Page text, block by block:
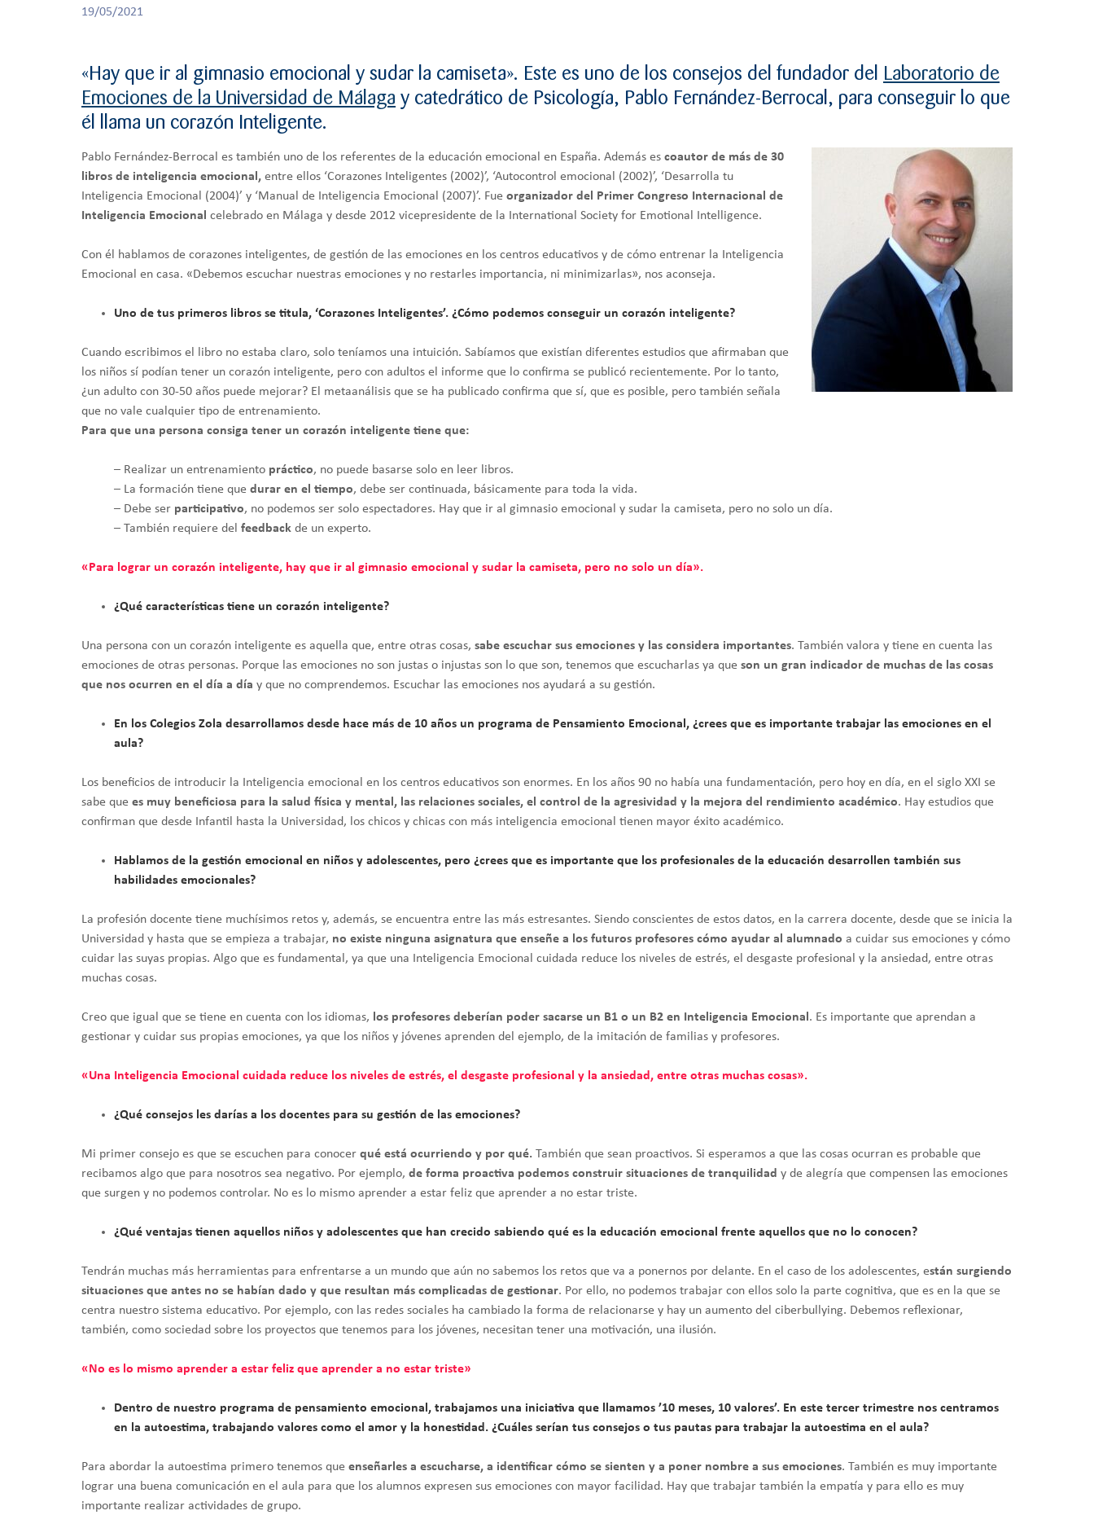
19/05/2021
«Hay que ir al gimnasio emocional y sudar la camiseta». Este es uno de los consejos del fundador del Laboratorio de
Emociones de la Universidad de Málaga y catedrático de Psicología, Pablo Fernández-Berrocal, para conseguir lo que
él llama un corazón Inteligente.
Pablo Fernández-Berrocal es también uno de los referentes de la educación emocional en España. Además es coautor de más de 30
libros de inteligencia emocional, entre ellos ‘Corazones Inteligentes (2002)’, ‘Autocontrol emocional (2002)’, ‘Desarrolla tu
Inteligencia Emocional (2004)’ y ‘Manual de Inteligencia Emocional (2007)’. Fue organizador del Primer Congreso Internacional de
Inteligencia Emocional celebrado en Málaga y desde 2012 vicepresidente de la International Society for Emotional Intelligence.
Con él hablamos de corazones inteligentes, de gestión de las emociones en los centros educativos y de cómo entrenar la Inteligencia
Emocional en casa. «Debemos escuchar nuestras emociones y no restarles importancia, ni minimizarlas», nos aconseja.
Uno de tus primeros libros se titula, ‘Corazones Inteligentes’. ¿Cómo podemos conseguir un corazón inteligente?
Cuando escribimos el libro no estaba claro, solo teníamos una intuición. Sabíamos que existían diferentes estudios que afirmaban que
los niños sí podían tener un corazón inteligente, pero con adultos el informe que lo confirma se publicó recientemente. Por lo tanto,
¿un adulto con 30-50 años puede mejorar? El metaanálisis que se ha publicado confirma que sí, que es posible, pero también señala
que no vale cualquier tipo de entrenamiento.
Para que una persona consiga tener un corazón inteligente tiene que:
– Realizar un entrenamiento práctico, no puede basarse solo en leer libros.
– La formación tiene que durar en el tiempo, debe ser continuada, básicamente para toda la vida.
– Debe ser participativo, no podemos ser solo espectadores. Hay que ir al gimnasio emocional y sudar la camiseta, pero no solo un día.
– También requiere del feedback de un experto.
«Para lograr un corazón inteligente, hay que ir al gimnasio emocional y sudar la camiseta, pero no solo un día».
¿Qué características tiene un corazón inteligente?
Una persona con un corazón inteligente es aquella que, entre otras cosas, sabe escuchar sus emociones y las considera importantes. También valora y tiene en cuenta las
emociones de otras personas. Porque las emociones no son justas o injustas son lo que son, tenemos que escucharlas ya que son un gran indicador de muchas de las cosas
que nos ocurren en el día a día y que no comprendemos. Escuchar las emociones nos ayudará a su gestión.
En los Colegios Zola desarrollamos desde hace más de 10 años un programa de Pensamiento Emocional, ¿crees que es importante trabajar las emociones en el
aula?
Los beneficios de introducir la Inteligencia emocional en los centros educativos son enormes. En los años 90 no había una fundamentación, pero hoy en día, en el siglo XXI se
sabe que es muy beneficiosa para la salud física y mental, las relaciones sociales, el control de la agresividad y la mejora del rendimiento académico. Hay estudios que
confirman que desde Infantil hasta la Universidad, los chicos y chicas con más inteligencia emocional tienen mayor éxito académico.
Hablamos de la gestión emocional en niños y adolescentes, pero ¿crees que es importante que los profesionales de la educación desarrollen también sus
habilidades emocionales?
La profesión docente tiene muchísimos retos y, además, se encuentra entre las más estresantes. Siendo conscientes de estos datos, en la carrera docente, desde que se inicia la
Universidad y hasta que se empieza a trabajar, no existe ninguna asignatura que enseñe a los futuros profesores cómo ayudar al alumnado a cuidar sus emociones y cómo
cuidar las suyas propias. Algo que es fundamental, ya que una Inteligencia Emocional cuidada reduce los niveles de estrés, el desgaste profesional y la ansiedad, entre otras
muchas cosas.
Creo que igual que se tiene en cuenta con los idiomas, los profesores deberían poder sacarse un B1 o un B2 en Inteligencia Emocional . Es importante que aprendan a
gestionar y cuidar sus propias emociones, ya que los niños y jóvenes aprenden del ejemplo, de la imitación de familias y profesores.
«Una Inteligencia Emocional cuidada reduce los niveles de estrés, el desgaste profesional y la ansiedad, entre otras muchas cosas».
¿Qué consejos les darías a los docentes para su gestión de las emociones?
Mi primer consejo es que se escuchen para conocer qué está ocurriendo y por qué. También que sean proactivos. Si esperamos a que las cosas ocurran es probable que
recibamos algo que para nosotros sea negativo. Por ejemplo, de forma proactiva podemos construir situaciones de tranquilidad y de alegría que compensen las emociones
que surgen y no podemos controlar. No es lo mismo aprender a estar feliz que aprender a no estar triste.
¿Qué ventajas tienen aquellos niños y adolescentes que han crecido sabiendo qué es la educación emocional frente aquellos que no lo conocen?
Tendrán muchas más herramientas para enfrentarse a un mundo que aún no sabemos los retos que va a ponernos por delante. En el caso de los adolescentes, están surgiendo
situaciones que antes no se habían dado y que resultan más complicadas de gestionar. Por ello, no podemos trabajar con ellos solo la parte cognitiva, que es en la que se
centra nuestro sistema educativo. Por ejemplo, con las redes sociales ha cambiado la forma de relacionarse y hay un aumento del ciberbullying. Debemos reflexionar,
también, como sociedad sobre los proyectos que tenemos para los jóvenes, necesitan tener una motivación, una ilusión.
«No es lo mismo aprender a estar feliz que aprender a no estar triste»
Dentro de nuestro programa de pensamiento emocional, trabajamos una iniciativa que llamamos ’10 meses, 10 valores’. En este tercer trimestre nos centramos
en la autoestima, trabajando valores como el amor y la honestidad. ¿Cuáles serían tus consejos o tus pautas para trabajar la autoestima en el aula?
Para abordar la autoestima primero tenemos que enseñarles a escucharse, a identificar cómo se sienten y a poner nombre a sus emociones. También es muy importante
lograr una buena comunicación en el aula para que los alumnos expresen sus emociones con mayor facilidad. Hay que trabajar también la empatía y para ello es muy
importante realizar actividades de grupo.